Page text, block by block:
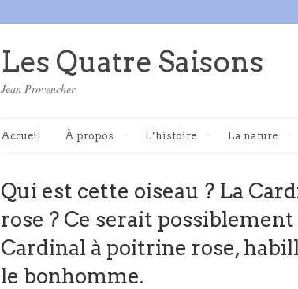
Les Quatre Saisons
Jean Provencher
Accueil À propos L’histoire La nature
Qui est cette oiseau ? La
rose ? Ce serait
Cardinal à poitrine rose,
le bonhomme.